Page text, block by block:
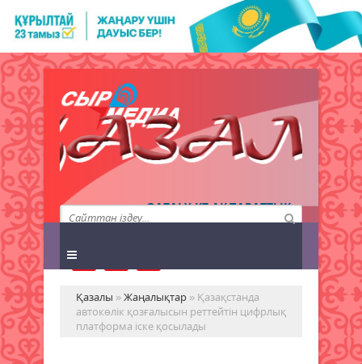
QAZALY.KZ АҚПАРАТТЫҚ
АГЕНТТІГІ
Қазалы »Жаңалықтар » Қазақстанда
автокөлік қозғалысын реттейтін цифрлық
платформа іске қосылады